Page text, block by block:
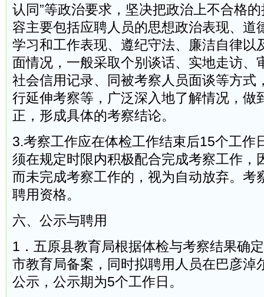
认同”等政治要求，坚决把政治上不合格
容主要包括应聘人员的思想政治表现、道
学习和工作表现、遵纪守法、廉洁自律以
面情况，一般采取个别谈话、实地走访、
社会信用记录、同被考察人员面谈等方式
行延伸考察等，广泛深入地了解情况，做
正，形成具体的考察结论。
3.考察工作应在体检工作结束后15个工作
须在规定时限内积极配合完成考察工作，
而未完成考察工作的，视为自动放弃。考
聘用资格。
六、公示与聘用
1．五原县教育局根据体检与考察结果确
市教育局备案，同时拟聘用人员在巴彦淖
公示，公示期为5个工作日。